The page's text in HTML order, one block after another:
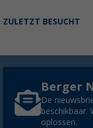
ZULETZT BESUCHT
Berger
De
beschikbaar.
oplossen.